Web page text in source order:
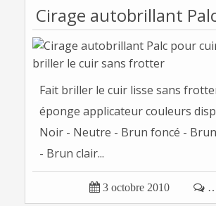
Fait briller le cuir lisse sans
éponge applicateur couleurs
Noir - Neutre - Brun foncé -
- Brun clair...
 3 octobre 2010 